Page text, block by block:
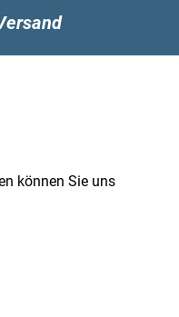
können Sie uns